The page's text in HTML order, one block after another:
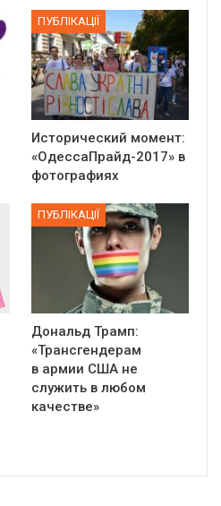
ПУБЛІКАЦІЇ
Исторический момент:
«ОдессаПрайд-2017» в
фотографиях
ПУБЛІКАЦІЇ
Дональд Трамп:
«Трансгендерам
в армии США не
служить в любом
качестве»